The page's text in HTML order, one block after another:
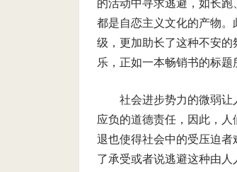
的活动中寻求逃避，如长
都是自恋主义文化的产物
级，更加助长了这种不安
乐，正如一本畅销书的标题
社会进步势力的微弱
应负的道德责任，因此，
退也使得社会中的受压迫
了承受或者说逃避这种由